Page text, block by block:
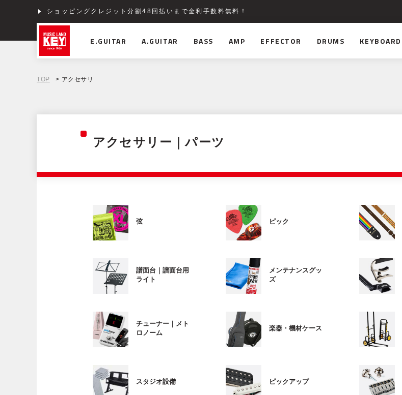
ショッピングクレジット分割48回払いまで金利手数料無料！
E.GUITAR A.GUITAR BASS AMP EFFECTOR DRUMS KEYBOARD
TOP > アクセサリ
アクセサリー｜パーツ
弦 ピック
譜面台｜譜面台用
ライト
メンテナンスグッ
ズ
チューナー｜メト
ロノーム
楽器・機材ケース
スタジオ設備 ピックアップ